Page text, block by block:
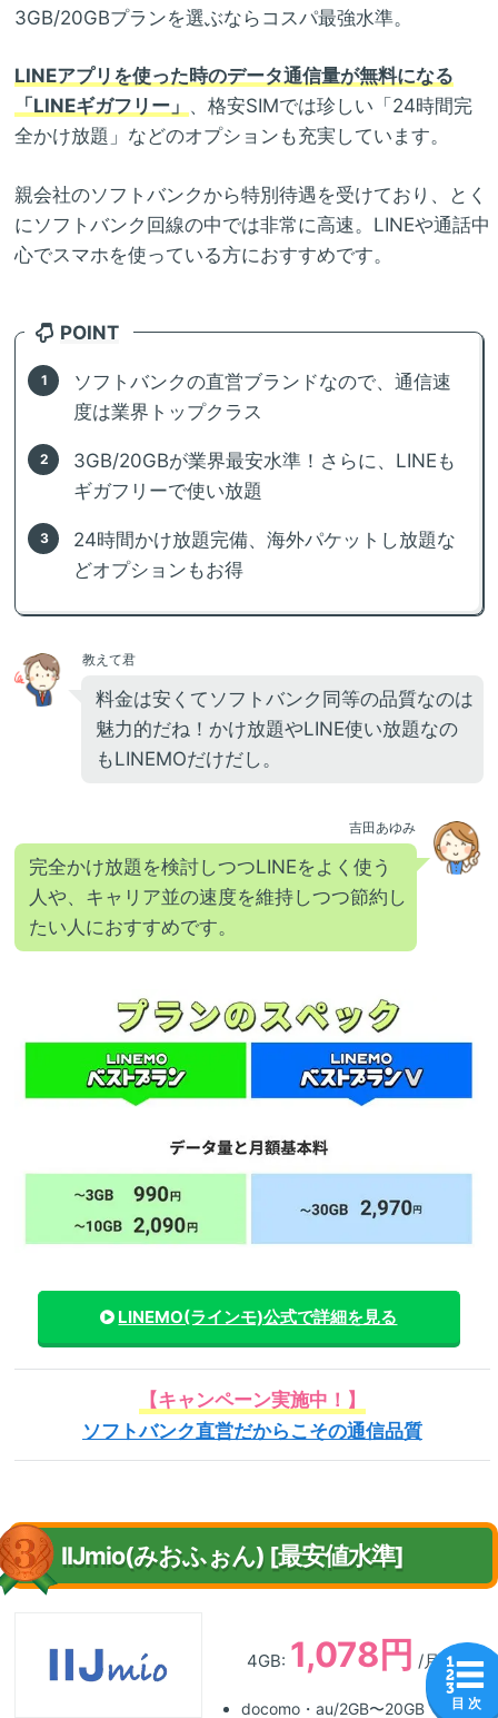
3GB/20GBプランを選ぶならコスパ最強水準。
LINEアプリを使った時のデータ通信量が無料になる
「LINEギガフリー」 、格安SIMでは珍しい「24時間完
全かけ放題」などのオプションも充実しています。
親会社のソフトバンクから特別待遇を受けており、とく
にソフトバンク回線の中では非常に高速。LINEや通話中
心でスマホを使っている方におすすめです。
POINT
ソフトバンクの直営ブランドなので、通信速
度は業界トップクラス
3GB/20GBが業界最安水準！さらに、LINEも
ギガフリーで使い放題
24時間かけ放題完備、海外パケットし放題な
どオプションもお得
教えて君
料金は安くてソフトバンク同等の品質なのは
魅力的だね！かけ放題やLINE使い放題なの
もLINEMOだけだし。
吉田あゆみ
完全かけ放題を検討しつつLINEをよく使う
人や、キャリア並の速度を維持しつつ節約し
たい人におすすめです。
LINEMO(ラインモ)公式で詳細を見る
【キャンペーン実施中！】
ソフトバンク直営だからこその通信品質
IIJmio(みおふぉん) [最安値水準]
4GB: 1,078円 /月
docomo・au/2GB〜20GB 目 次